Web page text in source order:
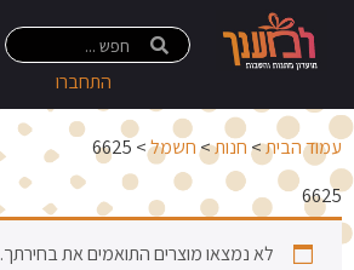
התחברו
עמוד הבית>חנות>חשמל> 6625
6625
לא נמצאו מוצרים התואמים את בחירתך.